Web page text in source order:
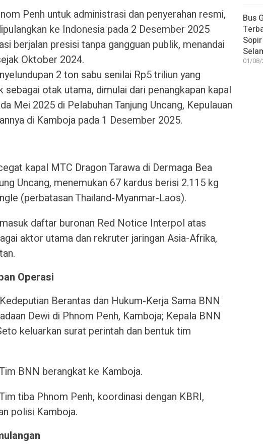
Penh untuk administrasi dan penyerahan resmi,
ke Indonesia pada 2 Desember 2025
berjalan presisi tanpa gangguan publik, menandai
Oktober 2024.
2 ton sabu senilai Rp5 triliun yang
otak utama, dimulai dari penangkapan kapal
Mei 2025 di Pelabuhan Tanjung Uncang, Kepulauan
di Kamboja pada 1 Desember 2025.​
kapal MTC Dragon Tarawa di Dermaga Bea
Uncang, menemukan 67 kardus berisi 2.115 kg
(perbatasan Thailand-Myanmar-Laos).​
daftar buronan Red Notice Interpol atas
aktor utama dan rekruter jaringan Asia-Afrika,
Operasi
Berantas dan Hukum-Kerja Sama BNN
Dewi di Phnom Penh, Kamboja; Kepala BNN
keluarkan surat perintah dan bentuk tim
BNN berangkat ke Kamboja.​
tiba Phnom Penh, koordinasi dengan KBRI,
polisi Kamboja.​
Bus
01/08/